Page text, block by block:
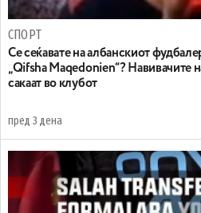
СПОРТ
Се сеќавате на албанскиот
„Qifsha Maqedonien“? Навивачите
сакаат во клубот
пред 3 дена